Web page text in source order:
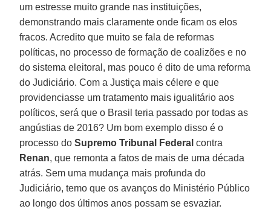
um estresse muito grande nas instituições,
demonstrando mais claramente onde ficam os elos
fracos. Acredito que muito se fala de reformas
políticas, no processo de formação de coalizões e no
do sistema eleitoral, mas pouco é dito de uma reforma
do Judiciário. Com a Justiça mais célere e que
providenciasse um tratamento mais igualitário aos
políticos, será que o Brasil teria passado por todas as
angústias de 2016? Um bom exemplo disso é o
processo doSupremo Tribunal Federal contra
Renan, que remonta a fatos de mais de uma década
atrás. Sem uma mudança mais profunda do
Judiciário, temo que os avanços do Ministério Público
ao longo dos últimos anos possam se esvaziar.